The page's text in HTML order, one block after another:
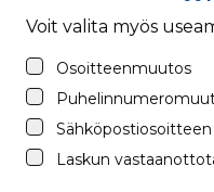
Voit valita myös
Osoitteenmuutos
Laskun